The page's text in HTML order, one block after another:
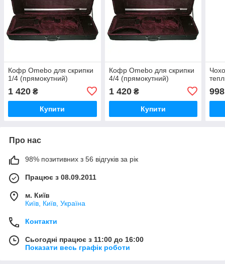
Кофр Omebo для скрипки
1/4 (прямокутний)
1 420 ₴
Купити
Кофр Omebo для скрипки
4/4 (прямокутний)
1 420₴
Купити
998
Про нас
98% позитивних з 56 відгуків за рік
Працює з 08.09.2011
м. Київ
Київ, Київ, Україна
Контакти
Сьогодні працює з 11:00 до 16:00
Показати весь графік роботи